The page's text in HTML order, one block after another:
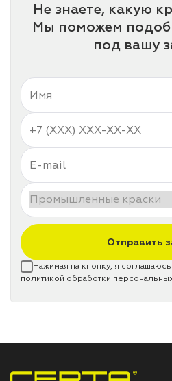
Не знаете, какую
Мы поможем
под вашу
Отправить
Нажимая на кнопку, я соглашаюсь
политикой обработки